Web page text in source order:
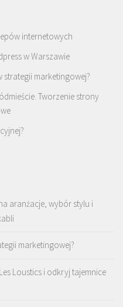
internetowych
w Warszawie
strategii marketingowej?
Tworzenie strony
aranżacje, wybór stylu i
marketingowej?
Loustics i odkryj tajemnice